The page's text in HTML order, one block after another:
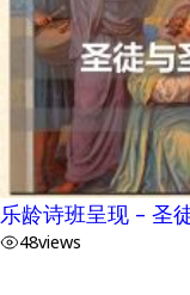
乐龄诗班呈现 – 圣
48views